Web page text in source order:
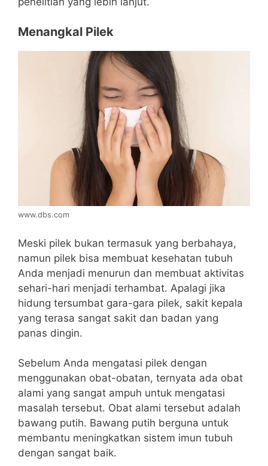
Menangkal Pilek
www.dbs.com
Meski pilek bukan termasuk yang berbahaya,
namun pilek bisa membuat kesehatan tubuh
Anda menjadi menurun dan membuat aktivitas
sehari-hari menjadi terhambat. Apalagi jika
hidung tersumbat gara-gara pilek, sakit kepala
yang terasa sangat sakit dan badan yang
panas dingin.
Sebelum Anda mengatasi pilek dengan
menggunakan obat-obatan, ternyata ada obat
alami yang sangat ampuh untuk mengatasi
masalah tersebut. Obat alami tersebut adalah
bawang putih. Bawang putih berguna untuk
membantu meningkatkan sistem imun tubuh
dengan sangat baik.